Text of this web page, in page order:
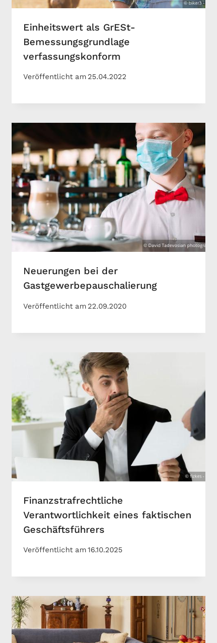
Einheitswert als GrESt-
Bemessungsgrundlage
verfassungskonform
Veröffentlicht am 25.04.2022
Neuerungen bei der
Gastgewerbepauschalierung
Veröffentlicht am 22.09.2020
Finanzstrafrechtliche
Verantwortlichkeit eines faktischen
Geschäftsführers
Veröffentlicht am16.10.2025